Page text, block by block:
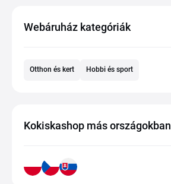
Webáruház kategóriák
Otthon és kert Hobbi és sport
Kokiskashop más országokban